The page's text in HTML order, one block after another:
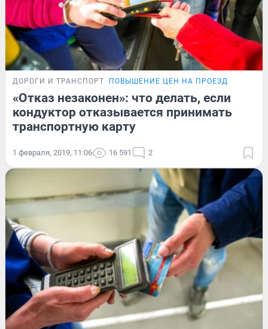
ДОРОГИ И ТРАНСПОРТ ПОВЫШЕНИЕ ЦЕН НА ПРОЕЗД
«Отказ незаконен»: что делать, если
кондуктор отказывается принимать
транспортную карту
1 февраля, 2019, 11:06 16 591 2